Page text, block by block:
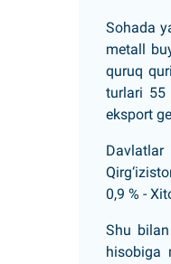
Sohada
metall
quruq
turlari 55
eksport
Davlatlar
0,9 % -
Shu
hisobiga